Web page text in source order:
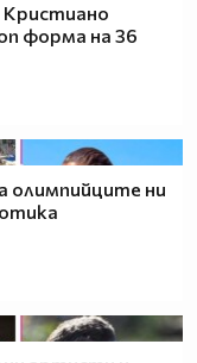
форма на 36
олимпийците ни